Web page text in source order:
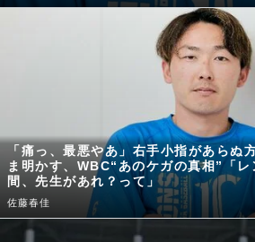
「痛っ、最悪やあ」右手小指があらぬ
ま明かす、WBC“あのケガの真相”「
間、先生があれ？って」
佐藤春佳